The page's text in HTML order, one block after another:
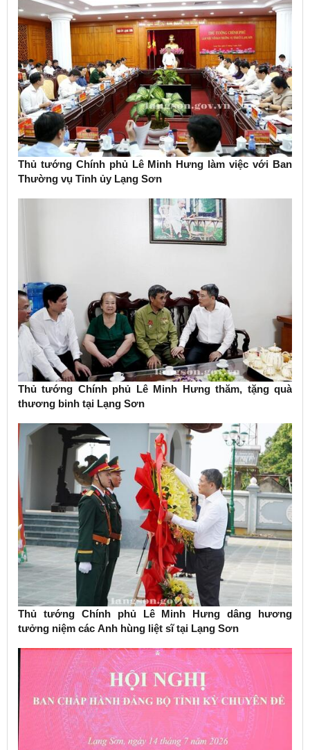
Thủ tướng Chính phủ Lê Minh Hưng làm việc với Ban
Thường vụ Tỉnh ủy Lạng Sơn
Thủ tướng Chính phủ Lê Minh Hưng thăm, tặng quà
thương binh tại Lạng Sơn
Thủ tướng Chính phủ Lê Minh Hưng dâng hương
tưởng niệm các Anh hùng liệt sĩ tại Lạng Sơn